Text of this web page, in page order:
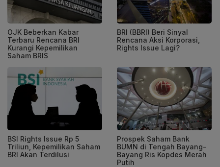
OJK Beberkan Kabar
Terbaru Rencana BRI
Kurangi Kepemilikan
Saham BRIS
BRI (BBRI) Beri Sinyal
Rencana Aksi Korporasi,
Rights Issue Lagi?
BSI Rights Issue Rp 5
Triliun, Kepemilikan Saham
BRI Akan Terdilusi
Prospek Saham Bank
BUMN di Tengah Bayang-
Bayang Ris Kopdes Merah
Putih